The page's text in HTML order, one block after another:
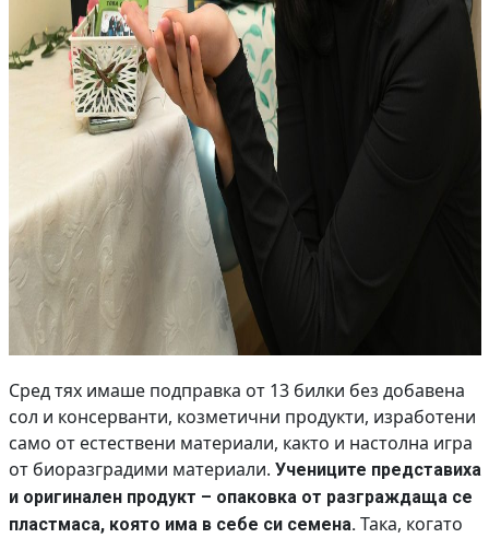
Сред тях имаше подправка от 13 билки без добавена
сол и консерванти, козметични продукти, изработени
само от естествени материали, както и настолна игра
от биоразградими материали. Учениците представиха
и оригинален продукт – опаковка от разграждаща се
пластмаса, която има в себе си семена.Така, когато